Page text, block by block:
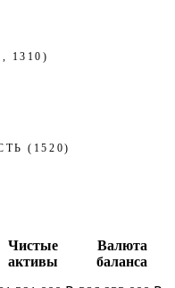
1310)
(1520)
Чистые
активы
Валюта
баланса